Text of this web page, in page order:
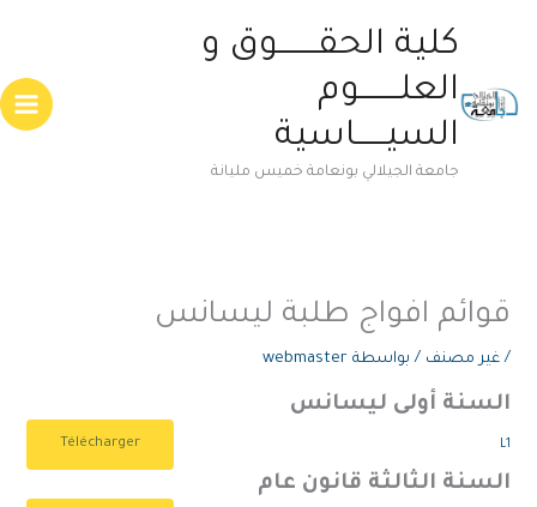
كلية الحقــــــــوق و
العلــــــــوم
السيــــــاسية
جامعة الجيلالي بونعامة خميس مليانة
قوائم افواج طلبة ليسانس
/غير مصنف / بواسطة webmaster
السنة أولى ليسانس
L1
Télécharger
السنة الثالثة قانون عام